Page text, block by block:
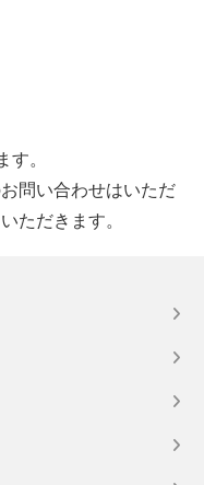
す。
問い合わせはいただ
ただきます。